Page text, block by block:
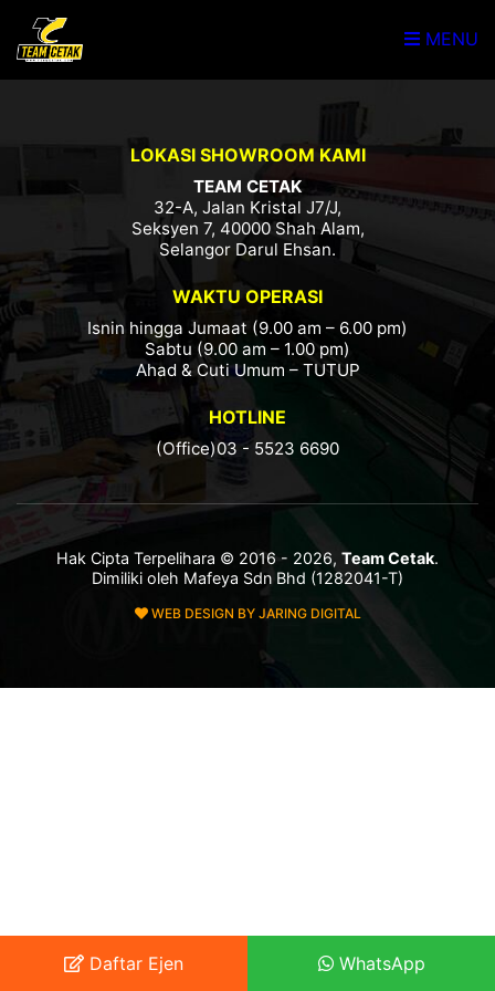
MENU
LOKASI SHOWROOM KAMI
TEAM CETAK
32-A, Jalan Kristal J7/J,
Seksyen 7, 40000 Shah Alam,
Selangor Darul Ehsan.
WAKTU OPERASI
Isnin hingga Jumaat (9.00 am – 6.00 pm)
Sabtu (9.00 am – 1.00 pm)
Ahad & Cuti Umum – TUTUP
HOTLINE
(Office)03 - 5523 6690
Hak Cipta Terpelihara © 2016 - 2026, Team Cetak.
Dimiliki oleh Mafeya Sdn Bhd (1282041-T)
WEB DESIGN BY JARING DIGITAL
Daftar Ejen WhatsApp